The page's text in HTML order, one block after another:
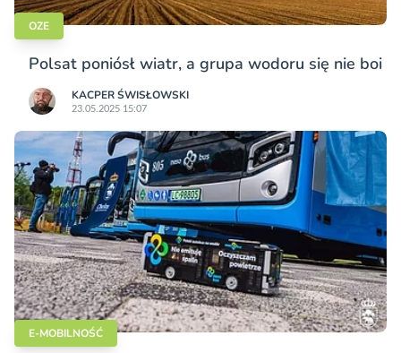
OZE
Polsat poniósł wiatr, a grupa wodoru się nie boi
KACPER ŚWISŁO­WSKI
23.05.2025 15:07
E-MOBILNOŚĆ